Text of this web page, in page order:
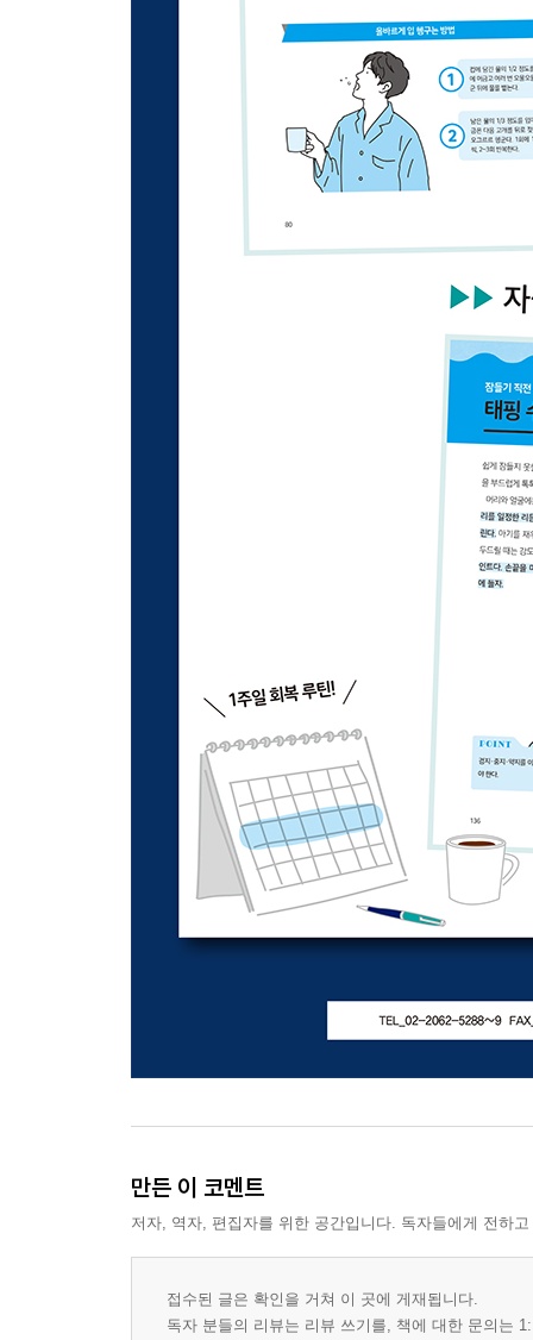
만든 이 코멘트
저자, 역자, 편집자를 위한 공간입니다. 독자들에게 전하
접수된 글은 확인을 거쳐 이 곳에 게재됩니다.
독자 분들의 리뷰는 리뷰 쓰기를, 책에 대한 문의는